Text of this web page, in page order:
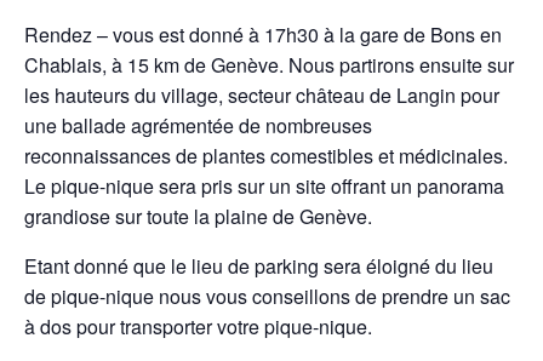
Rendez – vous est donné à 17h30 à la gare de Bons en
Chablais, à 15 km de Genève. Nous partirons ensuite sur
les hauteurs du village, secteur château de Langin pour
une ballade agrémentée de nombreuses
reconnaissances de plantes comestibles et médicinales.
Le pique-nique sera pris sur un site offrant un panorama
grandiose sur toute la plaine de Genève.
Etant donné que le lieu de parking sera éloigné du lieu
de pique-nique nous vous conseillons de prendre un sac
à dos pour transporter votre pique-nique.